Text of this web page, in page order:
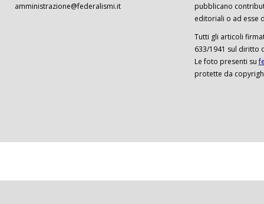
amministrazione@federalismi.it
pubblicano
editoriali o ad esse
Tutti gli articoli
633/1941 sul diritto
Le foto presenti su
protette da